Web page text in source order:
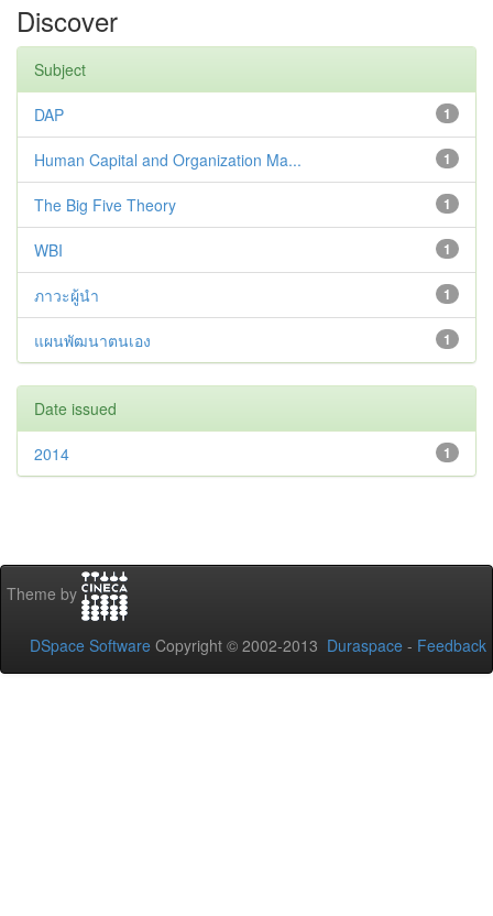
Discover
Subject
1
DAP
1
Human Capital and Organization Ma...
1
The Big Five Theory
1
WBI
1
ภาวะผู้นำ
1
แผนพัฒนาตนเอง
Date issued
1
2014
Theme by
DSpace Software Copyright © 2002-2013 Duraspace - Feedback